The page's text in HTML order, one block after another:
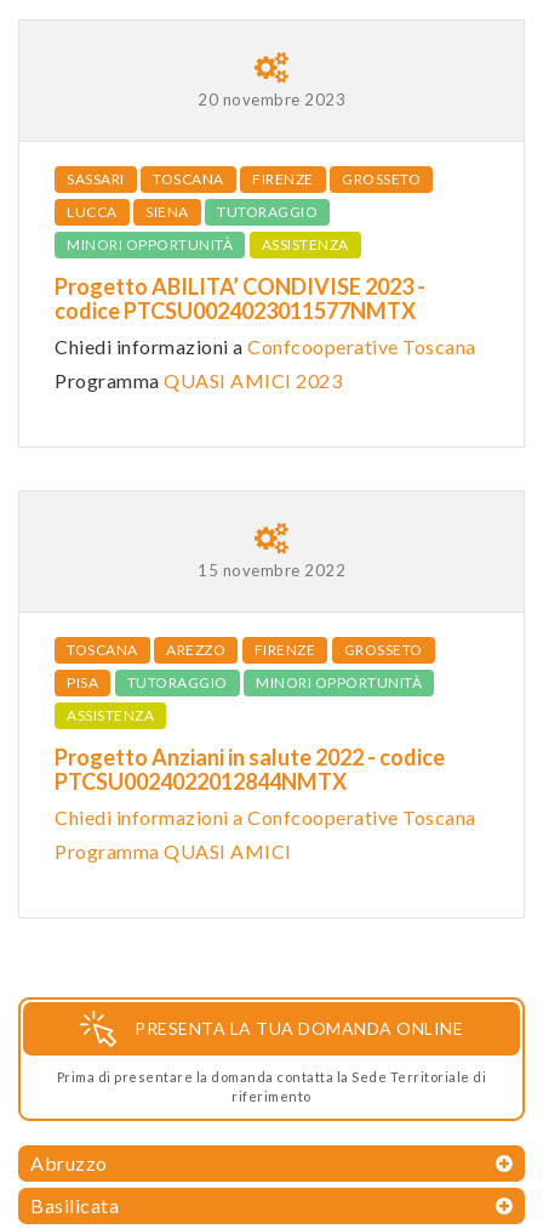
20 novembre 2023
SASSARI TOSCANA FIRENZE
GROSSETO
LUCCA
SIENA
TUTORAGGIO
MINORI OPPORTUNITÀ
ASSISTENZA
Progetto ABILITA’ CONDIVISE 2023 -
codice PTCSU0024023011577NMTX
Chiedi informazioni a Confcooperative Toscana
Programma QUASI AMICI 2023
15 novembre 2022
TOSCANA AREZZO FIRENZE
GROSSETO
PISA
TUTORAGGIO
MINORI OPPORTUNITÀ
ASSISTENZA
Progetto Anziani in salute 2022 - codice
PTCSU0024022012844NMTX
Chiedi informazioni a Confcooperative Toscana
Programma QUASI AMICI
PRESENTA LA TUA DOMANDA ONLINE
Prima di presentare la domanda contatta la Sede Territoriale di
riferimento
Abruzzo
Basilicata